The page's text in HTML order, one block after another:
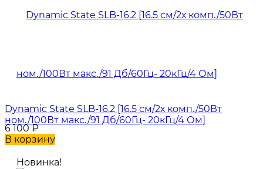
Dynamic State SLB-16.2 [16.5 см/2х комп./50Вт
ном./100Вт макс./91 Дб/60Гц- 20кГц/4 Ом]
6 100₽
В корзину
Новинка!